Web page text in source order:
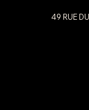
49 RUE